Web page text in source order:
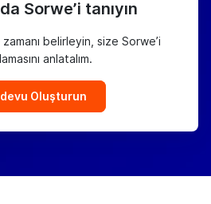
Sorwe’i tanıyın
belirleyin, size Sorwe’i
anlatalım.
Oluşturun